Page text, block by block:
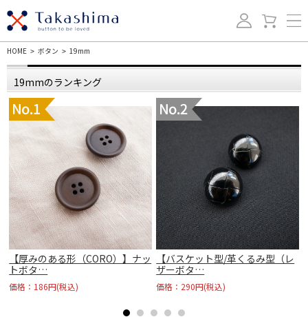
HOME > ボタン > 19mm
19mmのランキング
【厚みのある形（CORO）】ナッ
トボタ…
価格：186円(税込)
【バスケット型/革くるみ型（レ
ザーボタ…
価格：290円(税込)